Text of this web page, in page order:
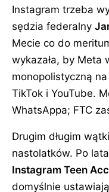
Instagram trzeba
sędzia federalny
Mecie co do
wykazała, by Meta
monopolistyczną
TikTok i YouTube.
WhatsAppa; FTC
Drugim długim
nastolatków. Po
Instagram Teen
domyślnie